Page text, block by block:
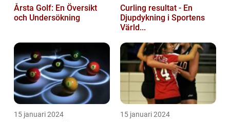
Årsta Golf: En Översikt
och Undersökning
Curling resultat - En
Djupdykning i Sportens
Värld...
15 januari 2024 15 januari 2024